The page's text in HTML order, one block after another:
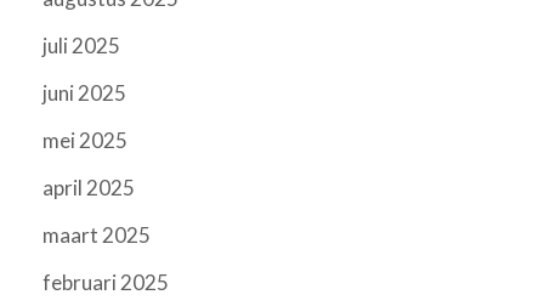
juli 2025
juni 2025
mei 2025
april 2025
maart 2025
februari 2025